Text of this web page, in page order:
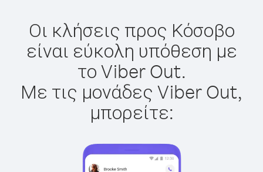
Οι κλήσεις προς Κόσοβο
είναι εύκολη υπόθεση με
το Viber Out.
Με τις μονάδες Viber Out,
μπορείτε: